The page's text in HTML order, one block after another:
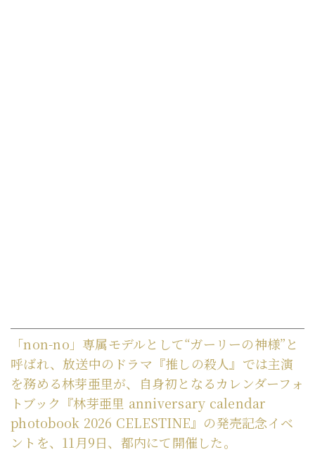
「non-no」専属モデルとして“ガーリーの神様”と
呼ばれ、放送中のドラマ『推しの殺人』では主演
を務める林芽亜里が、自身初となるカレンダーフォ
トブック『林芽亜里 anniversary calendar
photobook 2026 CELESTINE』の発売記念イベ
ントを、11月9日、都内にて開催した。